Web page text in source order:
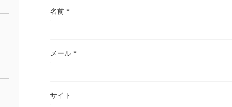
名前 *
メール *
サイト